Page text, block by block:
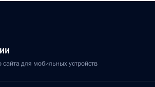
для мобильных устройств